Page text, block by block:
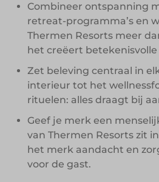
Combineer ontspanning
retreat-programma’s en
Thermen Resorts meer
het creëert
Zet beleving centraal in
interieur tot het
rituelen: alles draagt bij
Geef je merk een
van Thermen Resorts zit
het merk aandacht en
voor de gast.